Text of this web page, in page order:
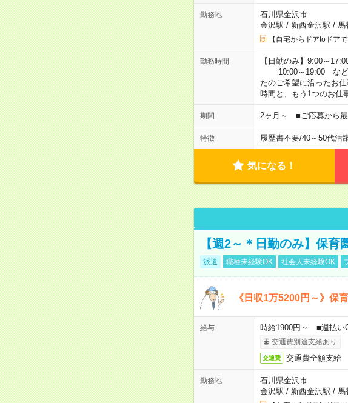
勤務地
石川県金沢市
金沢駅 / 新西金沢駅 / 馬
【自宅からドアtoドア
勤務時間
【日勤のみ】9:00～
10:00～19:00 など 「
たのご希望に沿ったお
時間と、もう1つのお仕
期間 2ヶ月～ ■ご応募から
特徴 履歴書不要/40～50代活
気になる！
【週2～＊日勤のみ】保
派遣 職種未経験OK 社会人未経験OK
《日収1万5200円～》保
給与 時給1900円～ ■週払い
交通費別途支給あり
交通費 交通費全額支給
勤務地
石川県金沢市
金沢駅 / 新西金沢駅 / 馬